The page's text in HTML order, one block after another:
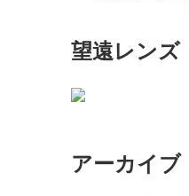
望遠レンズ
アーカイブ